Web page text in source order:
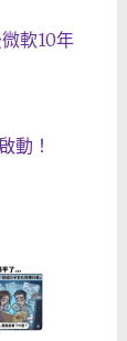
軟10年
動！